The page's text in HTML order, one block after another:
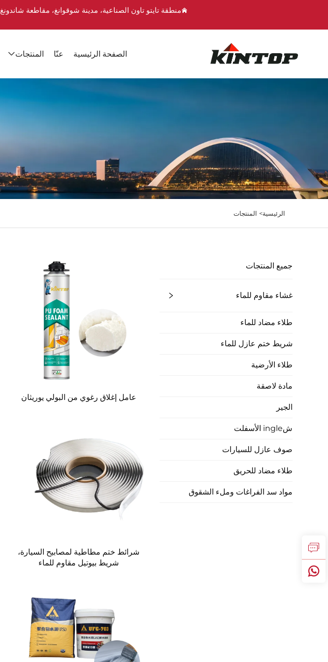
منطقة تايتو تاون الصناعية، مدينة شوقوانغ، مقاطعة شاندونغ
الصفحة الرئيسية عنّا المنتجات
الرئيسية> المنتجات
جميع المنتجات
غشاء مقاوم للماء
طلاء مضاد للماء
شريط ختم عازل للماء
طلاء الأرضية
مادة لاصقة
الجير
شingle الأسفلت
صوف عازل للسيارات
طلاء مضاد للحريق
مواد سد الفراغات وملء الشقوق
عامل إغلاق رغوي من البولي يوريثان
شرائط ختم مطاطية لمصابيح السيارة،
شريط بيوتيل مقاوم للماء